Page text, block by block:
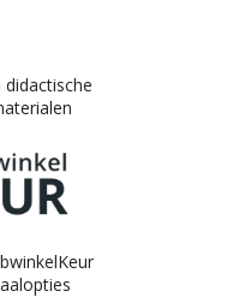
didactische